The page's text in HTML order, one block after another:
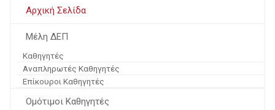
Αρχική Σελίδα
Μέλη ΔΕΠ
Καθηγητές
Αναπληρωτές Καθηγητές
Επίκουροι Καθηγητές
Ομότιμοι Καθηγητές